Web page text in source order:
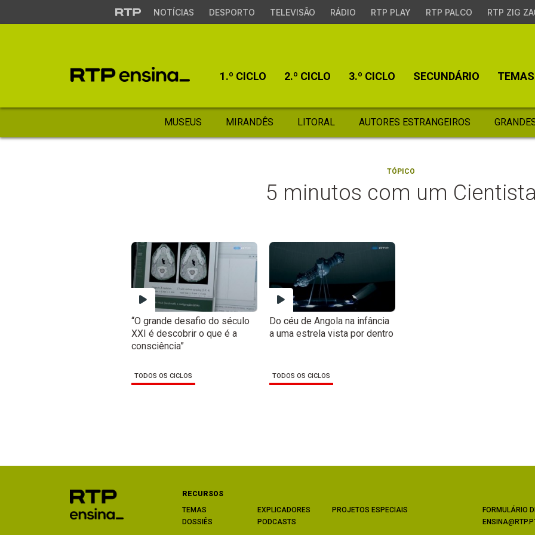
NOTÍCIAS DESPORTO TELEVISÃO RÁDIO RTP PLAY RTP PALCO RTP ZIG
1.º CICLO 2.º CICLO 3.º CICLO SECUNDÁRIO TEMAS
MUSEUS MIRANDÊS LITORAL AUTORES ESTRANGEIROS
TÓPICO
5 minutos com um Cientista
“O grande desafio do século
XXI é descobrir o que é a
consciência”
TODOS OS CICLOS
Do céu de Angola na infância
a uma estrela vista por dentro
TODOS OS CICLOS
RECURSOS
TEMAS
DOSSIÊS
EXPLICADORES
PODCASTS
PROJETOS ESPECIAIS
FORMULÁRIO